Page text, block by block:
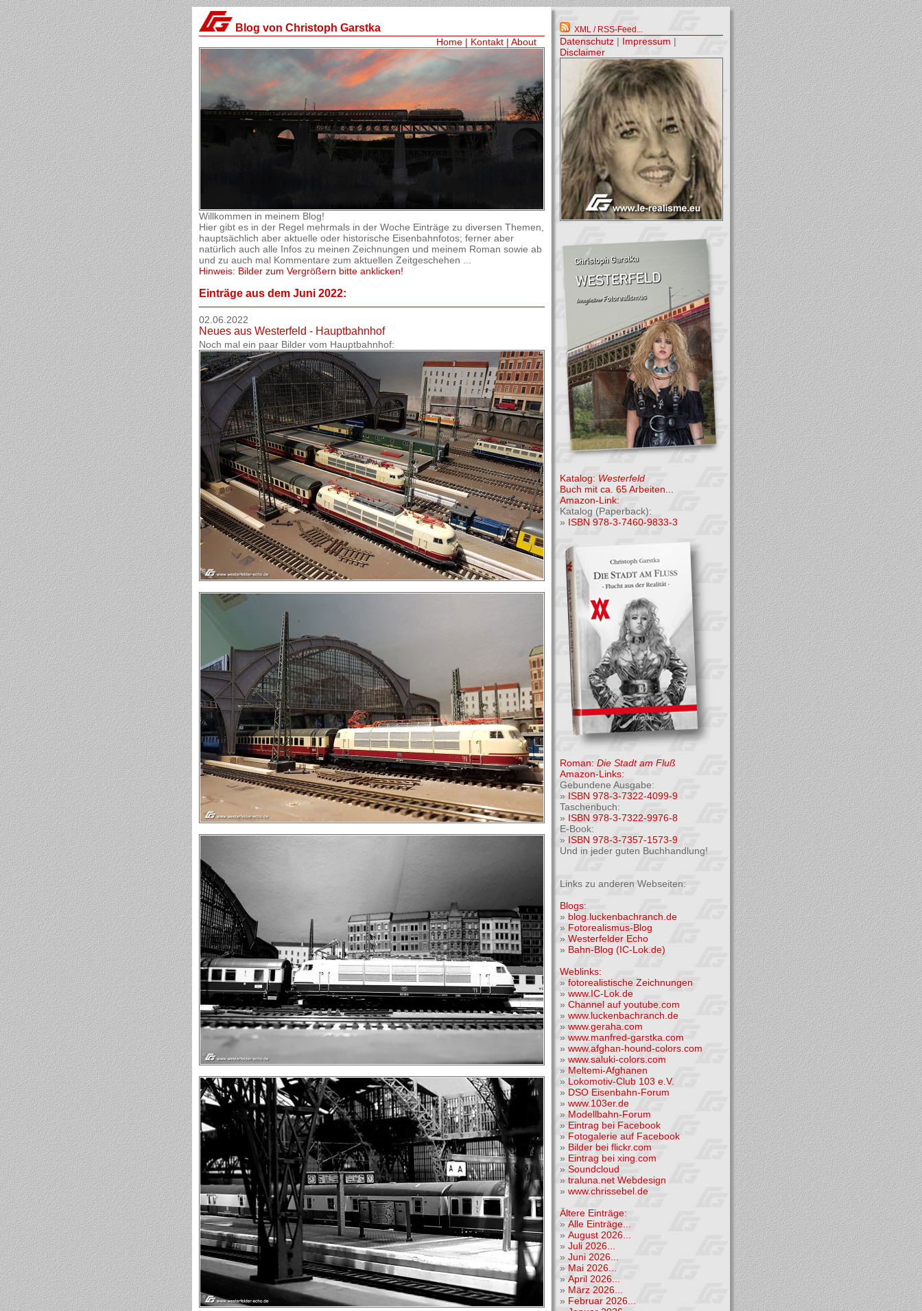
XML / RSS-Feed...
Datenschutz | Impressum |
Disclaimer
Katalog: Westerfeld
Buch mit ca. 65 Arbeiten...
Amazon-Link:
Katalog (Paperback):
» ISBN 978-3-7460-9833-3
Roman: Die Stadt am Fluß
Amazon-Links:
Gebundene Ausgabe:
» ISBN 978-3-7322-4099-9
Taschenbuch:
» ISBN 978-3-7322-9976-8
E-Book:
» ISBN 978-3-7357-1573-9
Und in jeder guten Buchhandlung!
Links zu anderen Webseiten:
Blogs:
» blog.luckenbachranch.de
» Fotorealismus-Blog
» Westerfelder Echo
» Bahn-Blog (IC-Lok.de)
Weblinks:
» fotorealistische Zeichnungen
» www.IC-Lok.de
» Channel auf youtube.com
» www.luckenbachranch.de
» www.geraha.com
» www.manfred-garstka.com
» www.afghan-hound-colors.com
» www.saluki-colors.com
» Meltemi-Afghanen
» Lokomotiv-Club 103 e.V.
» DSO Eisenbahn-Forum
» www.103er.de
» Modellbahn-Forum
» Eintrag bei Facebook
» Fotogalerie auf Facebook
» Bilder bei flickr.com
» Eintrag bei xing.com
» Soundcloud
» traluna.net Webdesign
» www.chrissebel.de
Ältere Einträge:
» Alle Einträge...
» August 2026...
» Juli 2026...
» Juni 2026...
» Mai 2026...
» April 2026...
» März 2026...
» Februar 2026...
Blog von Christoph Garstka
Home | Kontakt | About
Willkommen in meinem Blog!
Hier gibt es in der Regel mehrmals in der Woche Einträge zu diversen Themen,
hauptsächlich aber aktuelle oder historische Eisenbahnfotos; ferner aber
natürlich auch alle Infos zu meinen Zeichnungen und meinem Roman sowie ab
und zu auch mal Kommentare zum aktuellen Zeitgeschehen ...
Hinweis: Bilder zum Vergrößern bitte anklicken!
Einträge aus dem Juni 2022:
02.06.2022
Neues aus Westerfeld - Hauptbahnhof
Noch mal ein paar Bilder vom Hauptbahnhof: